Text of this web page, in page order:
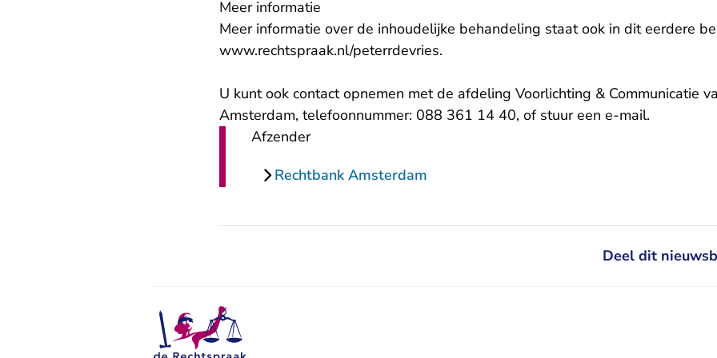
Meer informatie
Meer informatie over de inhoudelijke behandeling staat ook in dit eerdere
www.rechtspraak.nl/peterrdevries.
U kunt ook contact opnemen met de afdeling Voorlichting & Communicatie
Amsterdam, telefoonnummer: 088 361 14 40, of stuur een e-mail- U verlaat
.
Afzender
Rechtbank Amsterdam
Deel dit